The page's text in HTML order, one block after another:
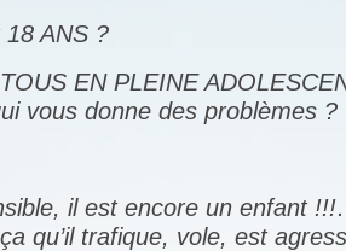
ANS ?
EN PLEINE
vous donne des problèmes ?
il est encore un enfant
qu’il trafique, vole, est